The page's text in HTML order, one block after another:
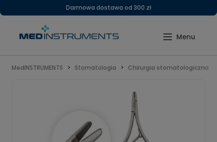
Darmowa dostawa od 300 zł
MedINSTRUMENTS Stomatologia Chirurgia stomatologiczna